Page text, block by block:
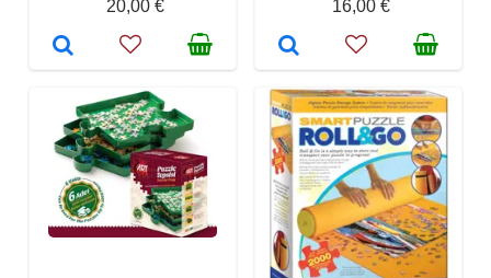
20,00 €
16,00 €